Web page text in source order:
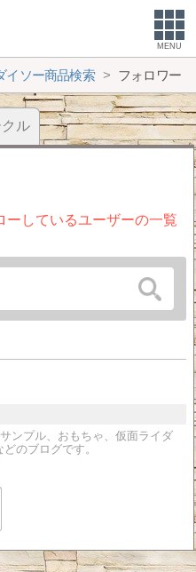
MENU
イソー商品検索 フォロワー
ル
ーしているユーザーの一覧
ンプル、おもちゃ、仮面ライダ
のブログです。